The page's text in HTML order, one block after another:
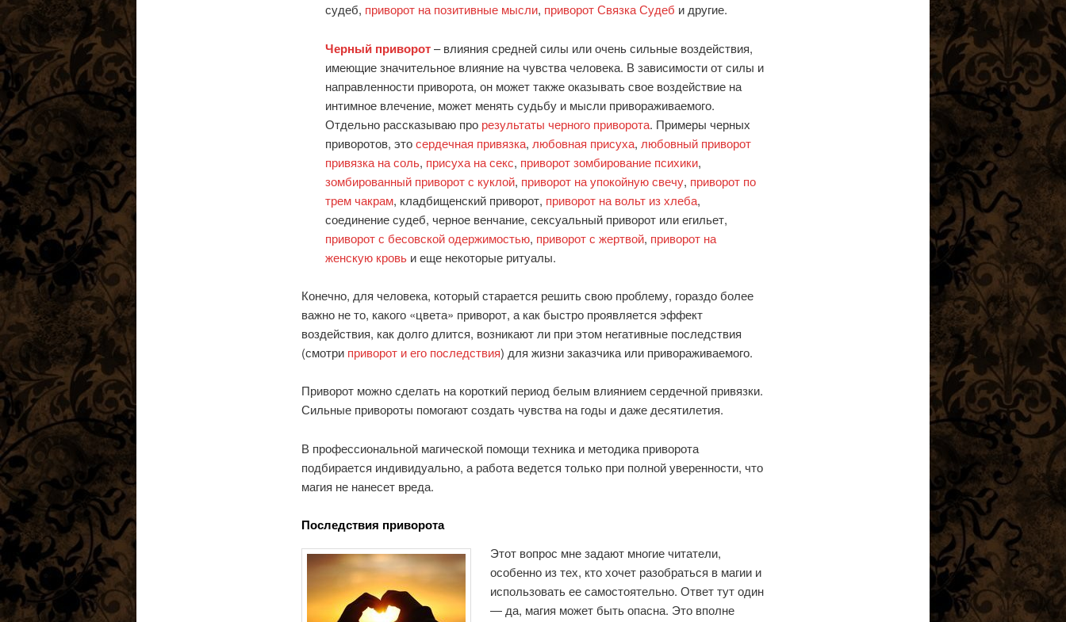
судеб, приворот на позитивные мысли, приворот Связка Судеб и другие.
Черный приворот– влияния средней силы или очень сильные воздействия,
имеющие значительное влияние на чувства человека. В зависимости от силы и
направленности приворота, он может также оказывать свое воздействие на
интимное влечение, может менять судьбу и мысли привораживаемого.
Отдельно рассказываю про результаты черного приворота. Примеры черных
приворотов, этосердечная привязка, любовная присуха, любовный приворот
привязка на соль, присуха на секс, приворот зомбирование психики,
зомбированный приворот с куклой, приворот на упокойную свечу, приворот по
трем чакрам, кладбищенский приворот, приворот на вольт из хлеба,
соединение судеб, черное венчание, сексуальный приворот или егильет,
приворот с бесовской одержимостью, приворот с жертвой, приворот на
женскую кровьи еще некоторые ритуалы.
Конечно, для человека, который старается решить свою проблему, гораздо более
важно не то, какого «цвета» приворот, а как быстро проявляется эффект
воздействия, как долго длится, возникают ли при этом негативные последствия
(смотри приворот и его последствия) для жизни заказчика или привораживаемого.
Приворот можно сделать на короткий период белым влиянием сердечной привязки.
Сильные привороты помогают создать чувства на годы и даже десятилетия.
В профессиональной магической помощи техника и методика приворота
подбирается индивидуально, а работа ведется только при полной уверенности, что
магия не нанесет вреда.
Последствия приворота
Этот вопрос мне задают многие читатели,
особенно из тех, кто хочет разобраться в магии и
использовать ее самостоятельно. Ответ тут один
— да, магия может быть опасна. Это вполне